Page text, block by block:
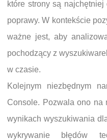
które strony są
poprawy. W kontekście
ważne jest, aby
pochodzący z
w czasie.
Kolejnym niezbędnym
Console. Pozwala ono na
wynikach wyszukiwania
wykrywanie błędów